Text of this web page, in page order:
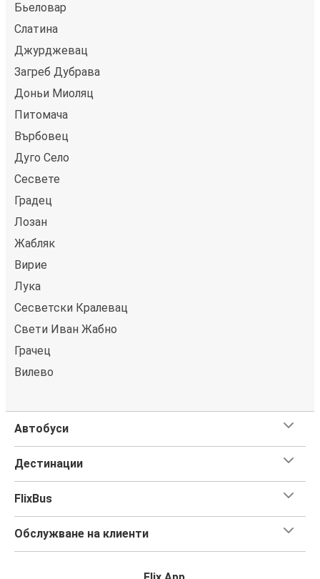
Бьеловар
Слатина
Джурджевац
Загреб Дубрава
Доньи Миоляц
Питомача
Върбовец
Дуго Село
Сесвете
Градец
Лозан
Жабляк
Вирие
Лука
Сесветски Кралевац
Свети Иван Жабно
Грачец
Вилево
Автобуси
Дестинации
FlixBus
Обслужване на клиенти